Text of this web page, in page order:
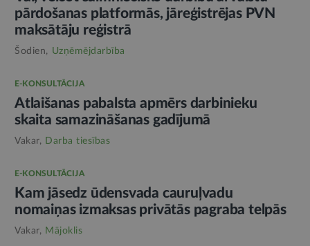
pārdošanas platformās, jāreģistrējas PVN
maksātāju reģistrā
Šodien, Uzņēmējdarbība
E-KONSULTĀCIJA
Atlaišanas pabalsta apmērs darbinieku
skaita samazināšanas gadījumā
Vakar, Darba tiesības
E-KONSULTĀCIJA
Kam jāsedz ūdensvada cauruļvadu
nomaiņas izmaksas privātās pagraba telpās
Vakar, Mājoklis